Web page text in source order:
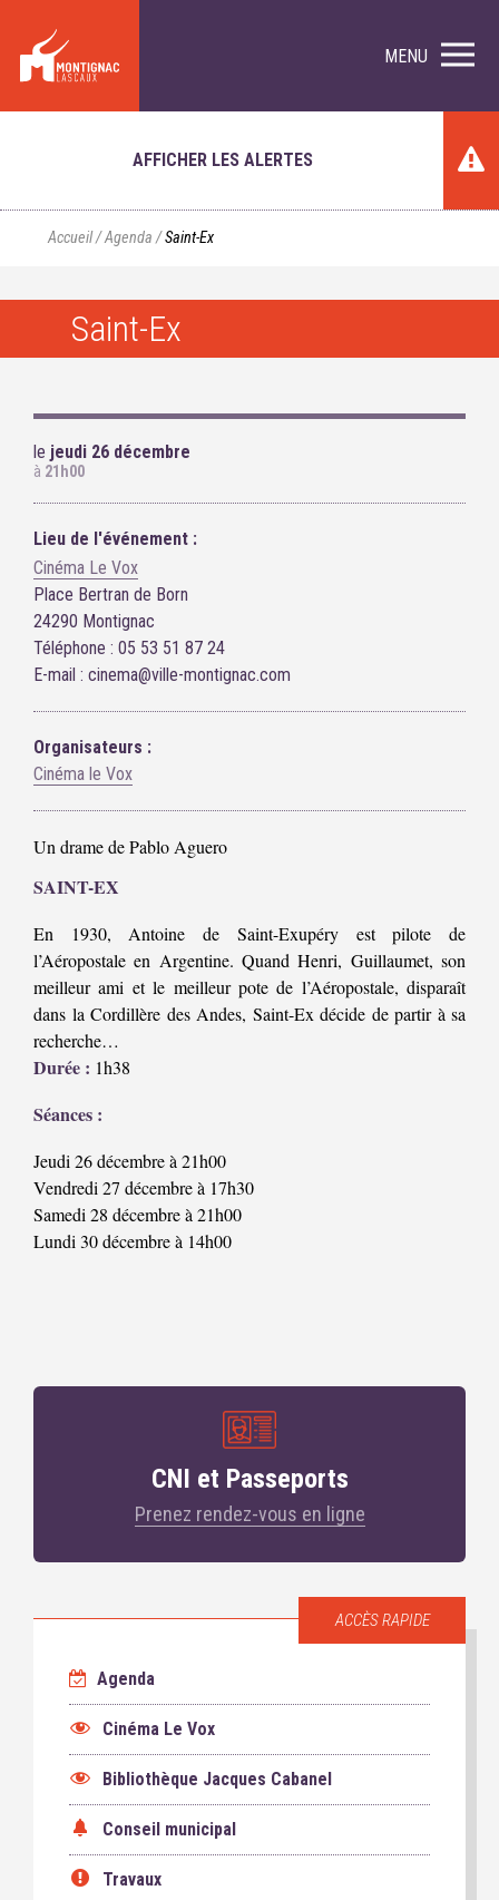
MENU
AFFICHER LES ALERTES
Accueil/Agenda /Saint-Ex
Saint-Ex
le jeudi 26 décembre
à 21h00
Lieu de l'événement :
Cinéma Le Vox
Place Bertran de Born
24290 Montignac
Téléphone : 05 53 51 87 24
E-mail : cinema@ville-montignac.com
Organisateurs :
Cinéma le Vox
Un drame de Pablo Aguero
SAINT-EX
En 1930, Antoine de Saint-Exupéry est pilote de
l’Aéropostale en Argentine. Quand Henri, Guillaumet, son
meilleur ami et le meilleur pote de l’Aéropostale, disparaît
dans la Cordillère des Andes, Saint-Ex décide de partir à sa
recherche…
Durée : 1h38
Séances :
Jeudi 26 décembre à 21h00
Vendredi 27 décembre à 17h30
Samedi 28 décembre à 21h00
Lundi 30 décembre à 14h00
CNI et Passeports
Prenez rendez-vous en ligne
ACCÈS RAPIDE
Agenda
Cinéma Le Vox
Bibliothèque Jacques Cabanel
Conseil municipal
Travaux